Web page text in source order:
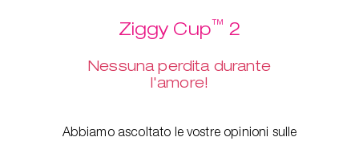
Ziggy Cup™ 2
Nessuna perdita durante
l'amore!
Abbiamo ascoltato le vostre opinioni sulle